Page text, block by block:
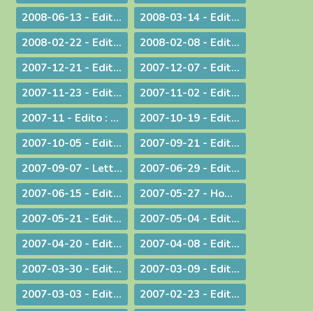
2008-06-13 - Edito : Dialogue interreligieux : Le sens de la liberté religieuse
2008-03-14 - Edito : Là où se trouve Dieu... là se trouve l'avenir
2008-02-22 - Edito : Le regard de la foi
2008-02-08 - Edito : Quelle unité ?
2007-12-21 - Edito : Noël : Souffler sur les braises de l'espérance !
2007-12-07 - Edito : Anne-Lorraine - Sa résistance lui a coûté la vie !
2007-11-23 - Edito : La remise des Actes : une démarche liturgique
2007-11-02 - Edito : La remise d'un livre : une démarche diocésaine
2007-11 - Edito : A propos du Téléthon 2007
2007-10-19 - Edito : Discerner
2007-10-05 - Edito : Des temps nouveaux pour l'Evangile "Passons aux Actes !"
2007-09-21 - Edito : L'amour du plus faible
2007-09-07 - Lettre aux prêtres à propos du Motu Proprio
2007-06-29 - Edito : Merci à vous, prêtres nouvellement nommés
2007-06-15 - Edito : A propos des "sans papiers"
2007-05-27 - Homélie de Confirmation - Pentecôte
2007-05-21 - Edito : Justice, jugement et miséricorde
2007-05-04 - Edito : Au service des vocations sacerdotales : une journée inédite !
2007-04-20 - Edito : Une citoyenneté responsable
2007-04-08 - Edito : Un baptême pas comme les autres - Pâques 2007
2007-03-30 - Edito : A la veille des élections / A propos des élections présidentielles et législatives
2007-03-09 - Edito : Double "fil de vie" - Un aspect de la liturgie du Carême
2007-03-03 - Edito : Le chemin de la filialié
2007-02-23 - Edito : "Il faut que le monde sache..." Conversion et Mission